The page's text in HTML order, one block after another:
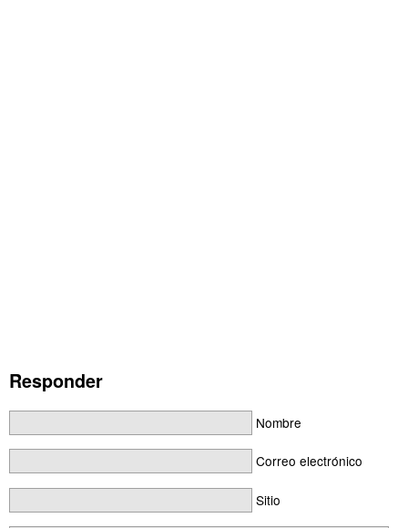
Responder
Nombre
Correo electrónico
Sitio